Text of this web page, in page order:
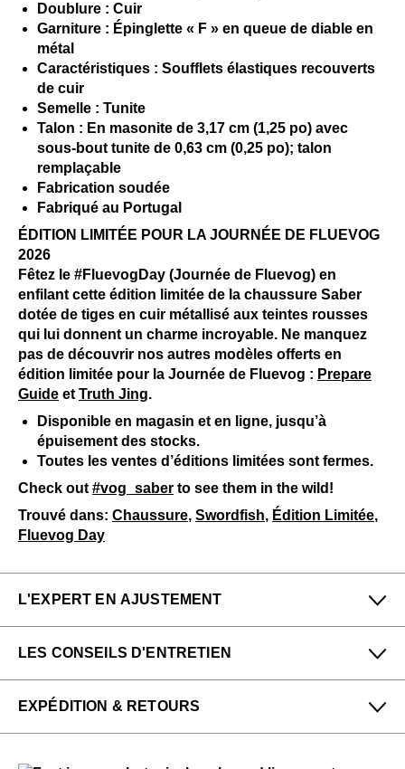
Doublure : Cuir
Garniture : Épinglette « F » en queue de diable en
métal
Caractéristiques : Soufflets élastiques recouverts
de cuir
Semelle : Tunite
Talon : En masonite de 3,17 cm (1,25 po) avec
sous-bout tunite de 0,63 cm (0,25 po); talon
remplaçable
Fabrication soudée
Fabriqué au Portugal
ÉDITION LIMITÉE POUR LA JOURNÉE DE FLUEVOG
2026
Fêtez le #FluevogDay (Journée de Fluevog) en
enfilant cette édition limitée de la chaussure Saber
dotée de tiges en cuir métallisé aux teintes rousses
qui lui donnent un charme incroyable. Ne manquez
pas de découvrir nos autres modèles offerts en
édition limitée pour la Journée de Fluevog : Prepare
Guide et Truth Jing.
Disponible en magasin et en ligne, jusqu’à
épuisement des stocks.
Toutes les ventes d’éditions limitées sont fermes.
Check out #vog_saber to see them in the wild!
Trouvé dans: Chaussure, Swordfish, Édition Limitée,
Fluevog Day
L'EXPERT EN AJUSTEMENT
Étroit Large
Maddie & Shawn de notre boutique New York dit :
Comme les précédents modèles Swordfish à enfiler,
ceux-ci taillent un peu petit. Un ajustement serré est
LES CONSEILS D'ENTRETIEN
qui suitrégulièrement:
Un chausse-pied
Veuillez utiliser
EXPÉDITION & RETOURS
commandes aux États-Unis.